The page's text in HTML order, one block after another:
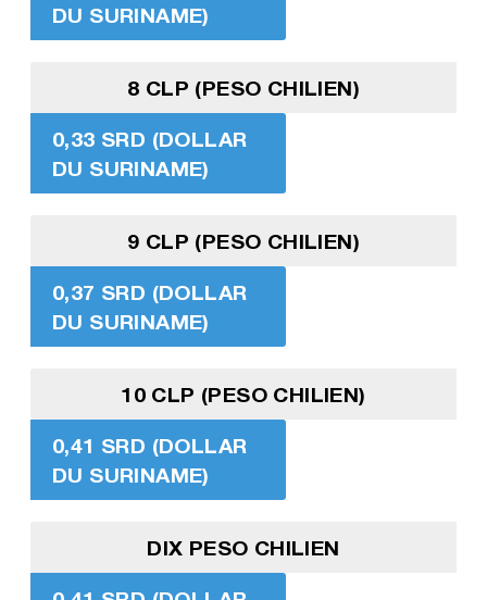
DU SURINAME)
8 CLP (PESO CHILIEN)
0,33 SRD (DOLLAR
DU SURINAME)
9 CLP (PESO CHILIEN)
0,37 SRD (DOLLAR
DU SURINAME)
10 CLP (PESO CHILIEN)
0,41 SRD (DOLLAR
DU SURINAME)
DIX PESO CHILIEN